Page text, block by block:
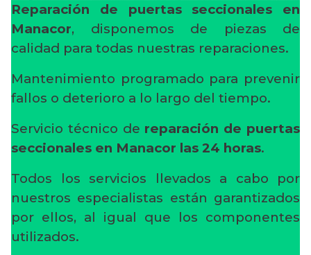
Reparación de puertas seccionales en
Manacor, disponemos de piezas de
calidad para todas nuestras reparaciones.
Mantenimiento programado para prevenir
fallos o deterioro a lo largo del tiempo.
Servicio técnico de reparación de puertas
seccionales en Manacor las 24 horas.
Todos los servicios llevados a cabo por
nuestros especialistas están garantizados
por ellos, al igual que los componentes
utilizados.